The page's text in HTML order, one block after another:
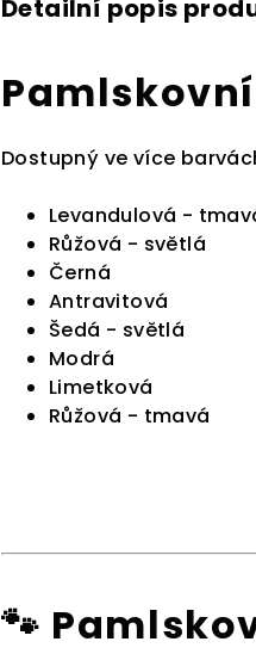
Detailní popis
Dostupný ve více
Levandulová -
Růžová - světlá
Černá
Antravitová
Šedá - světlá
Modrá
Limetková
Růžová - tmavá
🐾